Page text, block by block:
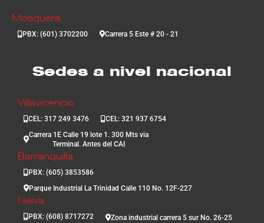
Mosquera
PBX: (601) 3702200 Carrera 5 Este # 20 - 21
Sedes a nivel nacional
Villavicencio
CEL: 317 249 3476
CEL: 321 937 6754
Carrera 1E Calle 19 lote 1. 300 Mts via
Terminal. Antes del CAI
Barranquilla
PBX: (605) 3853586
Parque Industrial La Trinidad Calle 110 No. 12F-227
Neiva
PBX: (608) 8717272 Zona industrial carrera 5 sur No. 26-25